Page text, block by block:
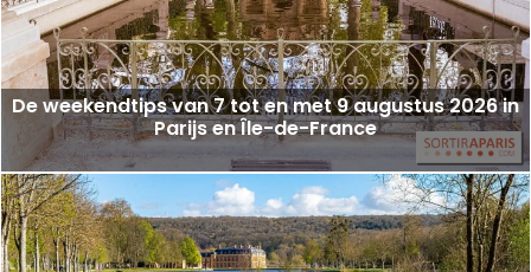
De weekendtips van 7 tot en met 9 augustus 2026 in
Parijs en Île-de-France